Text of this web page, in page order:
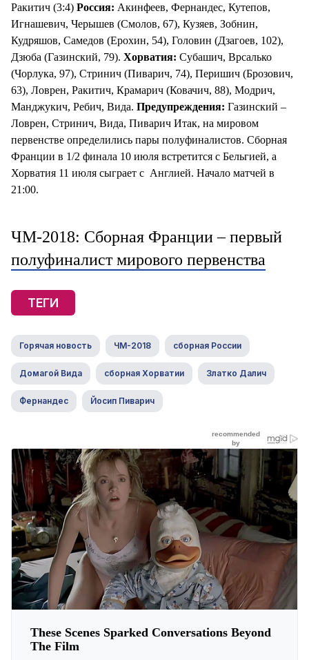
Ракитич (3:4) Россия: Акинфеев, Фернандес, Кутепов,
Игнашевич, Черышев (Смолов, 67), Кузяев, Зобнин,
Кудряшов, Самедов (Ерохин, 54), Головин (Дзагоев, 102),
Дзюба (Газинский, 79). Хорватия: Субашич, Врсалько
(Чорлука, 97), Стринич (Пиварич, 74), Перишич (Брозович,
63), Ловрен, Ракитич, Крамарич (Ковачич, 88), Модрич,
Манджукич, Ребич, Вида. Предупреждения: Газинский –
Ловрен, Стринич, Вида, Пиварич Итак, на мировом
первенстве определились пары полуфиналистов. Сборная
Франции в 1/2 финала 10 июля встретится с Бельгией, а
Хорватия 11 июля сыграет с Англией. Начало матчей в
21:00.
ЧМ-2018: Сборная Франции – первый
полуфиналист мирового первенства
ТЕГИ
Горячая новость ЧМ-2018 сборная России
Домагой Вида сборная Хорватии Златко Далич
Фернандес Йосип Пиварич